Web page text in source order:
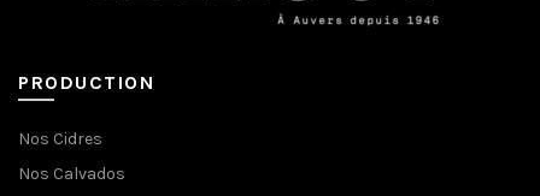
PRODUCTION
Nos Cidres
Nos Calvados